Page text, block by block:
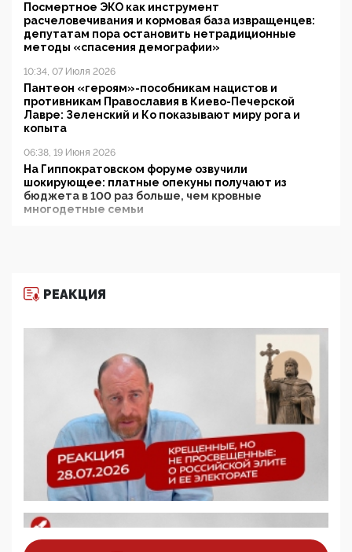
Посмертное ЭКО как инструмент
расчеловечивания и кормовая база извращенцев:
депутатам пора остановить нетрадиционные
методы «спасения демографии»
10:34, 07 Июля 2026
Пантеон «героям»-пособникам нацистов и
противникам Православия в Киево-Печерской
Лавре: Зеленский и Ко показывают миру рога и
копыта
06:38, 19 Июня 2026
На Гиппократовском форуме озвучили
шокирующее: платные опекуны получают из
бюджета в 100 раз больше, чем кровные
многодетные семьи
11:53, 09 Июня 2026
деятельность ИИТО ЮНЕСКО в России, но
цифроглобалисты продолжают определять
повестку в образовании
09:43, 01 Июня 2026
5G за счет здоровья граждан: Минцифры намерено
отобрать у регионов и муниципалитетов право
защищать жилые дома и социальные объекты от
05:58, 26 Мая 2026
Роскомнадзор освободили от борца с
деструктивным и опасным контентом
07:39, 25 Мая 2026
ценностей: «Новые люди» поднимают электорат
РЕАКЦИЯ